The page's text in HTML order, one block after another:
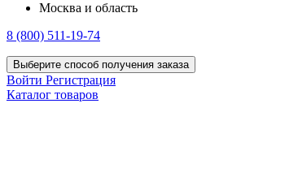
Москва и область
8 (800) 511-19-74
Выберите способ получения заказа
Войти Регистрация
Каталог товаров